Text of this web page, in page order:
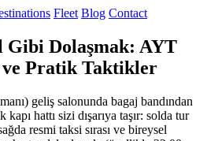
Fleet Blog Contact
Gibi Dolaşmak: AYT
ve Pratik Taktikler
geliş salonunda bagaj bandından
hattı sizi dışarıya taşır: solda tur
resmi taksi sırası ve bireysel